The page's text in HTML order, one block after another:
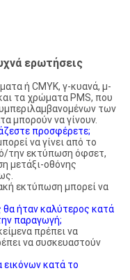
ερωτήσεις
ή CMYK, γ-κυανά, μ-
τα χρώματα PMS, που
των
μπορούν να γίνουν.
προσφέρετε;
να γίνει από το
την εκτύπωση όφσετ,
μετάξι-οθόνης
εκτύπωση μπορεί να
θα ήταν καλύτερος κατά
παραγωγή;
πρέπει να
να συσκευαστούν
εικόνων κατά το